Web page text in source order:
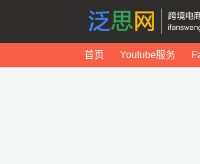
首页 Youtube服务